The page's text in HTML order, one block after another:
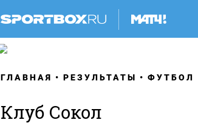
ГЛАВНАЯ РЕЗУЛЬТАТЫ ФУТБОЛ
Клуб Сокол